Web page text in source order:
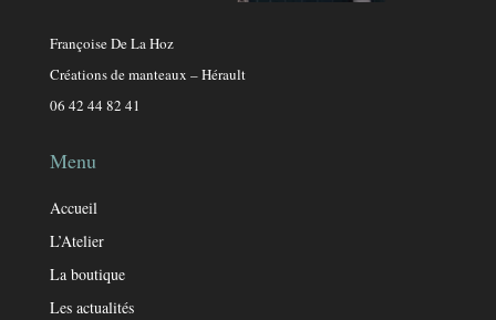
Françoise De La Hoz
Créations de manteaux – Hérault
06 42 44 82 41
Menu
Accueil
L’Atelier
La boutique
Les actualités